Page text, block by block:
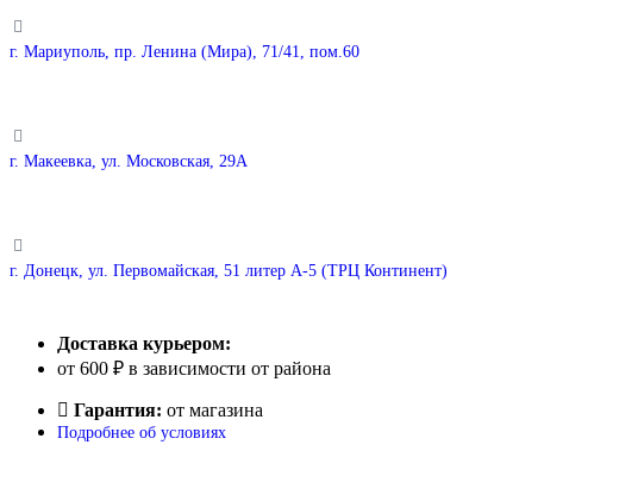
г. Мариуполь, пр. Ленина (Мира), 71/41, пом.60
г. Макеевка, ул. Московская, 29А
г. Донецк, ул. Первомайская, 51 литер А-5 (ТРЦ Континент)
Доставка курьером:
от 600 ₽ в зависимости от района
Гарантия: от магазина
Подробнее об условиях